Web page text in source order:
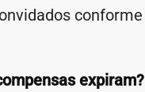
conforme
expiram?